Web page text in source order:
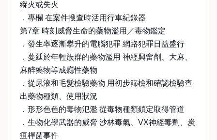
縱火或失火
．專欄 在案件搜查時活用行車紀錄器
第7章 時刻威脅生命的藥物濫用／毒物鑑定
．發生率逐漸攀升的電腦犯罪 網路犯罪日益盛行
．蔓延於年輕族群的藥物濫用 神經興奮劑、大麻、
麻醉藥物等成癮性藥物
．從尿液和毛髮檢驗藥物 用初步篩檢和確認檢驗查
出藥物種類、使用狀況
．形形色色的毒物氾濫 從毒物種類鎖定取得管道
．生物化學武器的威脅 沙林毒氣、VX神經毒劑、炭
疽桿菌事件